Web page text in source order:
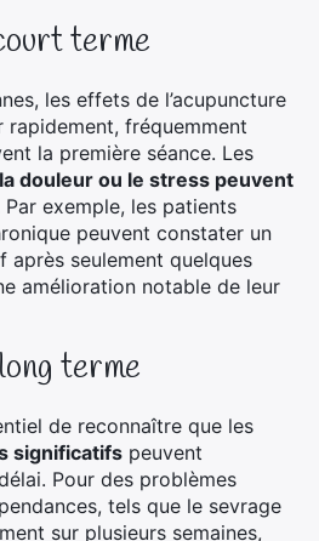
terme
les effets de l’acupuncture
rapidement, fréquemment
la première séance. Les
douleur ou le stress peuvent
exemple, les patients
peuvent constater un
après seulement quelques
amélioration notable de leur
terme
de reconnaître que les
significatifs peuvent
Pour des problèmes
tels que le sevrage
sur plusieurs semaines,